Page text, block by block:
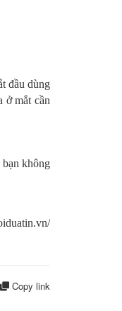
đầu dùng
ở mắt cần
không
Copy link